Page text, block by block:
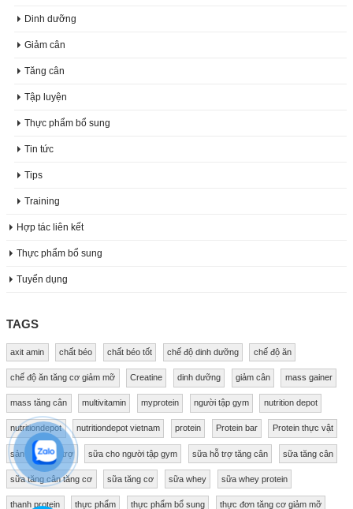
Dinh dưỡng
Giảm cân
Tăng cân
Tập luyện
Thực phẩm bổ sung
Tin tức
Tips
Training
Hợp tác liên kết
Thực phẩm bổ sung
Tuyển dụng
TAGS
axit amin chất béo chất béo tốt chế độ dinh dưỡng chế độ ăn
chế độ ăn tăng cơ giảm mỡ Creatine dinh dưỡng giảm cân mass gainer
mass tăng cân multivitamin myprotein người tập gym nutrition depot
nutritiondepot nutritiondepot vietnam protein Protein bar Protein thực vật
sản phẩm hỗ trợ sữa cho người tập gym sữa hỗ trợ tăng cân sữa tăng cân
sữa tăng cân tăng cơ sữa tăng cơ sữa whey sữa whey protein
thanh protein thực phẩm thực phẩm bổ sung thực đơn tăng cơ giảm mỡ